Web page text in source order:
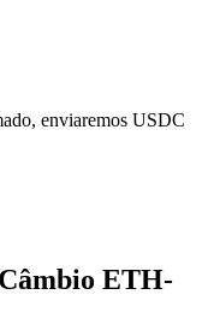
enviaremos USDC
ETH-